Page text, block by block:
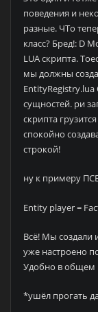
поведения и
разные. ЧТо
класс? Бред!: D
LUA скрипта.
мы должны
EntityRegistry.lua
сущностей. ри
скрипта
спокойно
строкой!
ну к примеру
Entity player =
Всё! Мы создали
уже настроено
Удобно в общем
*ушёл прогать